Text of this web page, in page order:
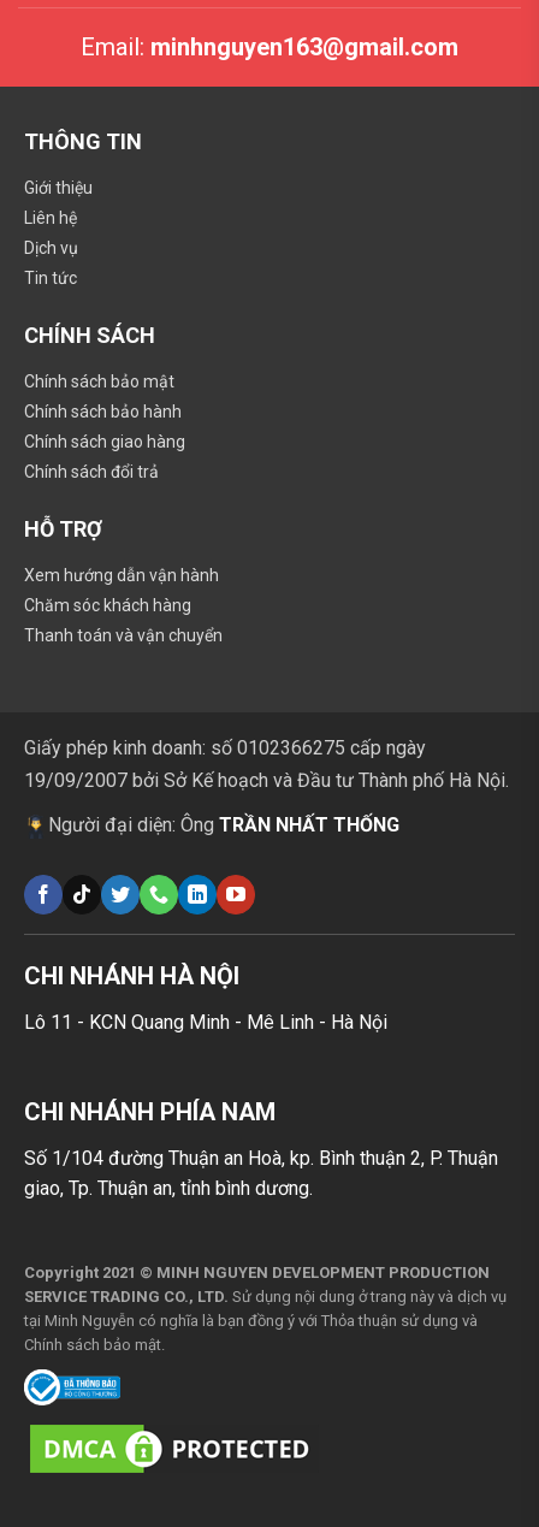
Email: minhnguyen163@gmail.com
THÔNG TIN
Giới thiệu
Liên hệ
Dịch vụ
Tin tức
CHÍNH SÁCH
Chính sách bảo mật
Chính sách bảo hành
Chính sách giao hàng
Chính sách đổi trả
HỖ TRỢ
Xem hướng dẫn vận hành
Chăm sóc khách hàng
Thanh toán và vận chuyển
Giấy phép kinh doanh: số 0102366275 cấp ngày
19/09/2007 bởi Sở Kế hoạch và Đầu tư Thành phố Hà Nội.
Người đại diện: Ông TRẦN NHẤT THỐNG
CHI NHÁNH HÀ NỘI
Lô 11 - KCN Quang Minh - Mê Linh - Hà Nội
CHI NHÁNH PHÍA NAM
Số 1/104 đường Thuận an Hoà, kp. Bình thuận 2, P. Thuận
giao, Tp. Thuận an, tỉnh bình dương.
Copyright 2021 © MINH NGUYEN DEVELOPMENT PRODUCTION
SERVICE TRADING CO., LTD. Sử dụng nội dung ở trang này và dịch vụ
tại Minh Nguyễn có nghĩa là bạn đồng ý với Thỏa thuận sử dụng và
Chính sách bảo mật.